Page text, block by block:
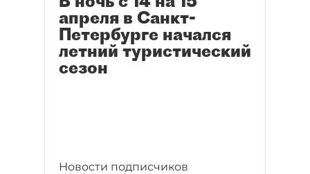
апреля в Санкт-
Петербурге начался
летний туристический
сезон
Новости подписчиков